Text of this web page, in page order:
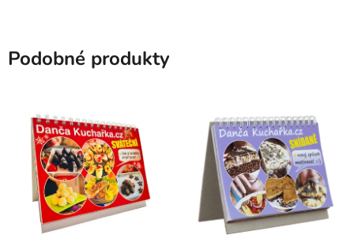
Podobné produkty